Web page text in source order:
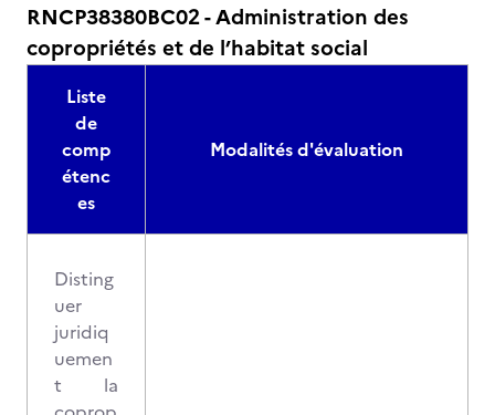
RNCP38380BC02 - Administration des
copropriétés et de l’habitat social
Liste
de
comp
étenc
es
Modalités d'évaluation
Disting
uer
juridiq
uemen
t la